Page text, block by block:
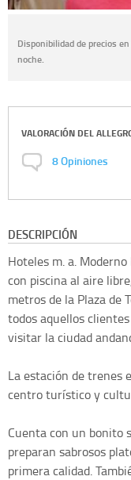
Disponibilidad de precios
noche.
VALORACIÓN DEL
8Opiniones
DESCRIPCIÓN
Hoteles m. a. Moderno
con piscina al aire
metros de la Plaza de
todos aquellos
visitar la ciudad
La estación de trenes
centro turístico y
Cuenta con un bonito
preparan sabrosos
primera calidad.